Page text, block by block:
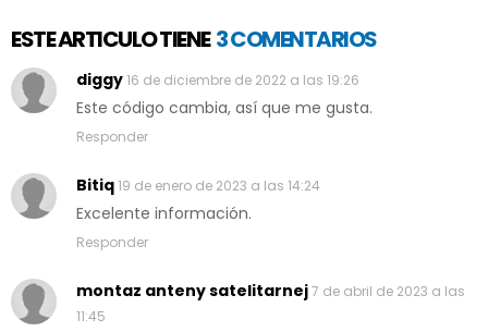
ESTE ARTICULO TIENE 3 COMENTARIOS
diggy16 de diciembre de 2022 a las 19:26
Este código cambia, así que me gusta.
Responder
Bitiq19 de enero de 2023 a las 14:24
Excelente información.
Responder
montaz anteny satelitarnej7 de abril de 2023 a las
11:45